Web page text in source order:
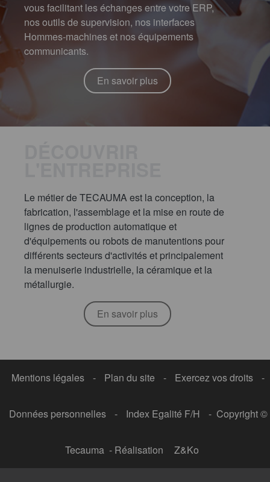
vous facilitant les échanges entre votre ERP,
nos outils de supervision, nos interfaces
Hommes-machines et nos équipements
communicants.
En savoir plus
Le métier de TECAUMA est la conception, la
fabrication, l'assemblage et la mise en route de
lignes de production automatique et
d'équipements ou robots de manutentions pour
différents secteurs d'activités et principalement
la menuiserie industrielle, la céramique et la
métallurgie.
En savoir plus
Mentions légales - Plan du site - Exercez vos droits -
Données personnelles - Index Egalité F/H - Copyright ©
Tecauma - Réalisation Z&Ko